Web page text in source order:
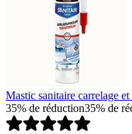
Mastic sanitaire carrelage
35% de réduction35% de